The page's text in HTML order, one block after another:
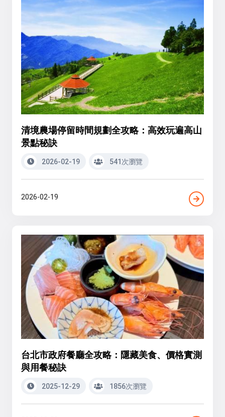
清境農場停留時間規劃全攻略：高效玩遍高山
景點秘訣
2026-02-19 541次瀏覽
2026-02-19
台北市政府餐廳全攻略：隱藏美食、價格實測
與用餐秘訣
2025-12-29 1856次瀏覽